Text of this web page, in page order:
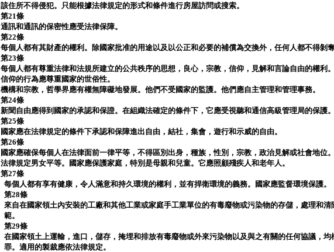
該住所不得侵犯。只能根據法律規定的形式和條件進行房屋訪問或搜索。
第21條
通訊和通訊的保密性應受法律保障。
第22條
每個人都有其財產的權利。除國家批准的用途以及以公正和必要的補償為交換外，任何人都不得剝奪
第23條
每個人都有尊重法律和法規所建立的公共秩序的思想，良心，宗教，信仰，見解和言論自由的權利
信仰的行為應尊重國家的世俗性。
機構和宗教，哲學界應有權無障礙地發展。他們不受國家的監護。他們應自主管理和管理事務。
第24條
新聞自由應得到國家的承認和保證。在組織法確定的條件下，它應受視聽和通信高級管理局的保護。
第25條
國家應在法律規定的條件下承認和保障進出自由，結社，集會，遊行和示威的自由。
第26條
國家應確保每個人在法律面前一律平等，不得區別出身，種族，性別，宗教，政治見解或社會地位。
法律規定男女平等。國家應保護家庭，特別是母親和兒童。它應照顧殘疾人和老年人。
第27條
每個人都有享有健康，令人滿意和持久環境的權利，並有捍衛環境的義務。國家應監督環境保護。
第28條
來自在國家領土內安裝的工廠和其他工業或家庭手工業單位的有毒廢物或污染物的存儲，處理和清
範。
第29條
在國家領土上運輸，進口，儲存，掩埋和排放有毒廢物或外來污染物以及與之有關的任何協議，均
罪。適用的製裁應依法律規定。